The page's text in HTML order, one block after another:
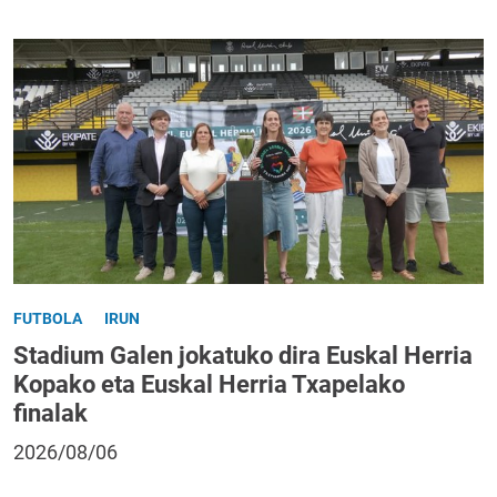
FUTBOLA IRUN
Stadium Galen jokatuko dira Euskal Herria
Kopako eta Euskal Herria Txapelako
finalak
2026/08/06